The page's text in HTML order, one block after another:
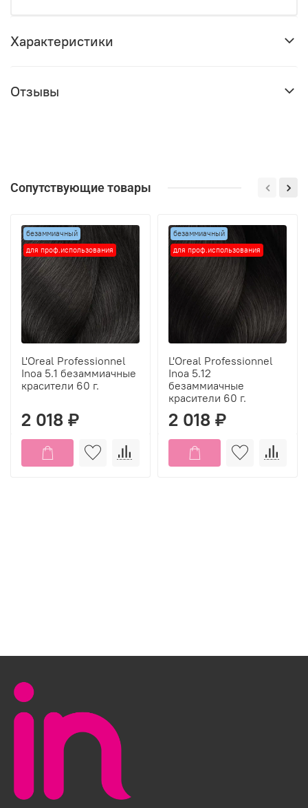
Характеристики
Отзывы
Сопутствующие товары
безаммиачный
для проф.использования
L'Oreal Professionnel
Inoa 5.1 безаммиачные
красители 60 г.
2 018 ₽
безаммиачный
для проф.использования
L'Oreal Professionnel
Inoa 5.12
безаммиачные
красители 60 г.
2 018 ₽